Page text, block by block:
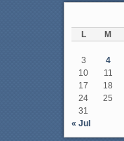
L M
3
4
10
11
17
18
24
25
31
« Jul